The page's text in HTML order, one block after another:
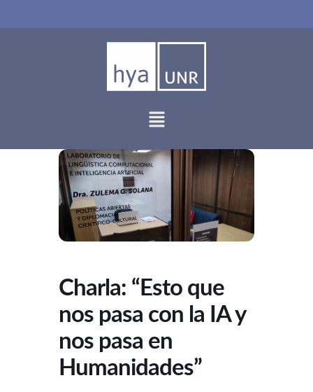
Charla: “Esto que
nos pasa con la IA y
nos pasa en
Humanidades”